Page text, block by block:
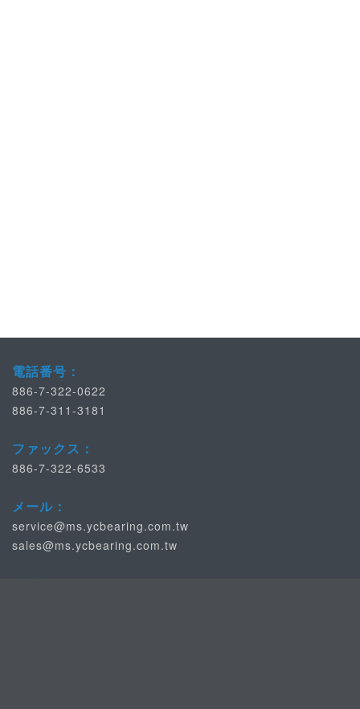
電話番号：
886-7-322-0622
886-7-311-3181
ファックス：
886-7-322-6533
メール：
service@ms.ycbearing.com.tw
sales@ms.ycbearing.com.tw
サイト：